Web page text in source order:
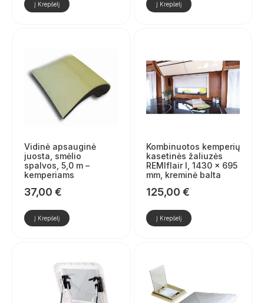
Į Krepšelį Į Krepšelį
Vidinė apsauginė
juosta, smėlio
spalvos, 5,0 m –
kemperiams
37,00 €
Į Krepšelį
Kombinuotos kemperių
kasetinės žaliuzės
REMIflair I, 1430 × 695
mm, kreminė balta
125,00 €
Į Krepšelį